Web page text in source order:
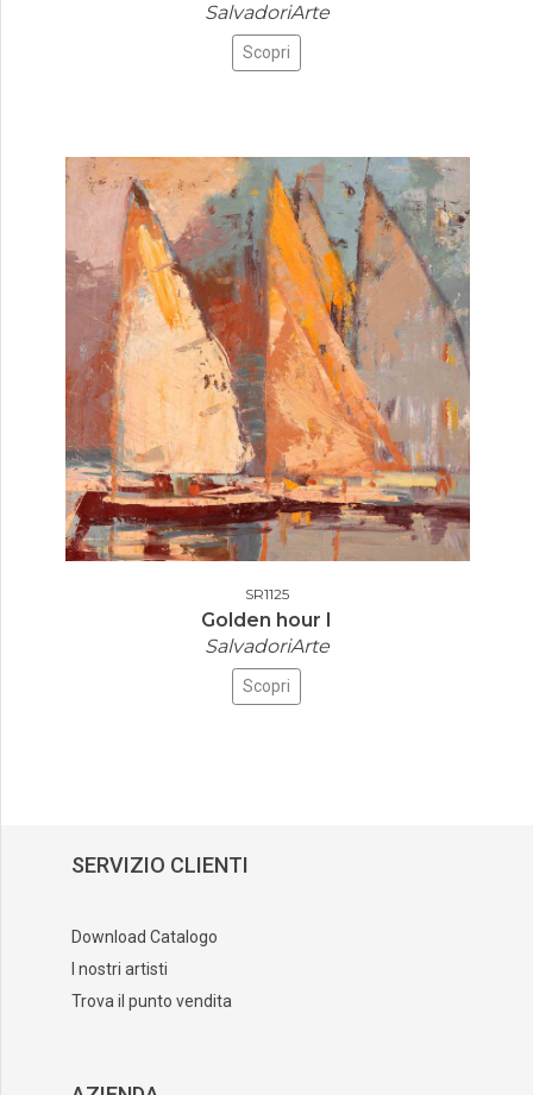
SalvadoriArte
Scopri
SR1125
Golden hour I
SalvadoriArte
Scopri
SERVIZIO CLIENTI
Download Catalogo
I nostri artisti
Trova il punto vendita